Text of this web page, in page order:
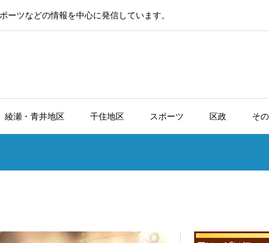
ツなどの情報を中心に発信しています。
綾瀬・青井地区 千住地区 スポーツ 区政 そ